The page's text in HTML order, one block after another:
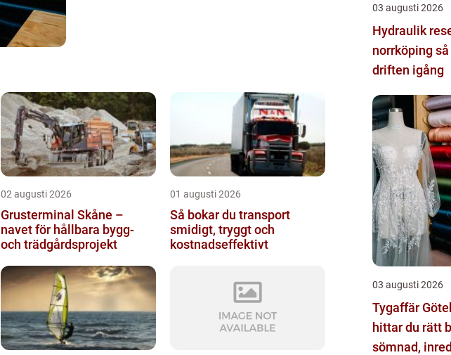
02 augusti 2026
Grusterminal Skåne –
navet för hållbara bygg-
och trädgårdsprojekt
01 augusti 2026
Så bokar du transport
smidigt, tryggt och
kostnadseffektivt
03 augusti 2026
Hydraulik
norrköping så håller du
driften igång
03 augusti 2026
Tygaffär
hittar du rätt
sömnad,